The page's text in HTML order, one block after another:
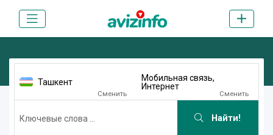
Ташкент
Сменить
Мобильная связь,
Интернет
Сменить
Найти!